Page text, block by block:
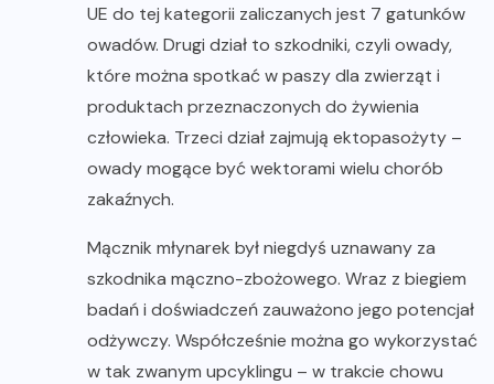
UE do tej kategorii zaliczanych jest 7 gatunków
owadów. Drugi dział to szkodniki, czyli owady,
które można spotkać w paszy dla zwierząt i
produktach przeznaczonych do żywienia
człowieka. Trzeci dział zajmują ektopasożyty –
owady mogące być wektorami wielu chorób
zakaźnych.
Mącznik młynarek był niegdyś uznawany za
szkodnika mączno-zbożowego. Wraz z biegiem
badań i doświadczeń zauważono jego potencjał
odżywczy. Współcześnie można go wykorzystać
w tak zwanym upcyklingu – w trakcie chowu